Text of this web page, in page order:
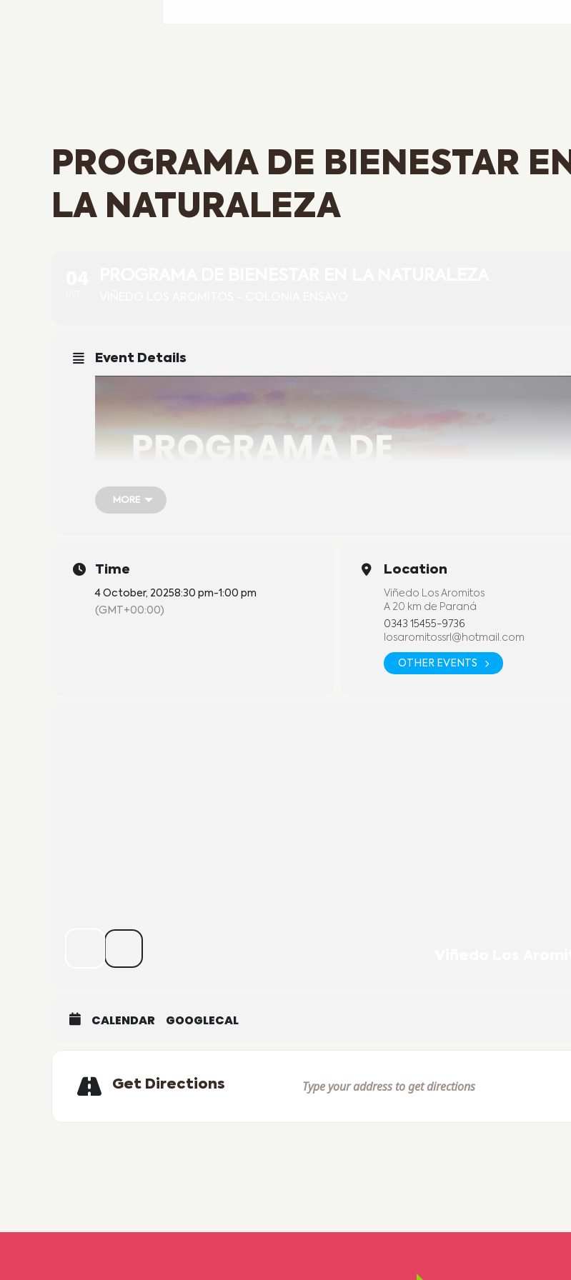
PROGRAMA DE BIENESTAR EN
LA NATURALEZA
Event Details
MORE
Time
4 October, 20258:30 pm-1:00 pm
(GMT+00:00)
Location
Viñedo Los Aromitos
A 20 km de Paraná
0343 15455-9736
losaromitossrl@hotmail.com
OTHER EVENTS
CALENDAR GOOGLECAL
Get Directions